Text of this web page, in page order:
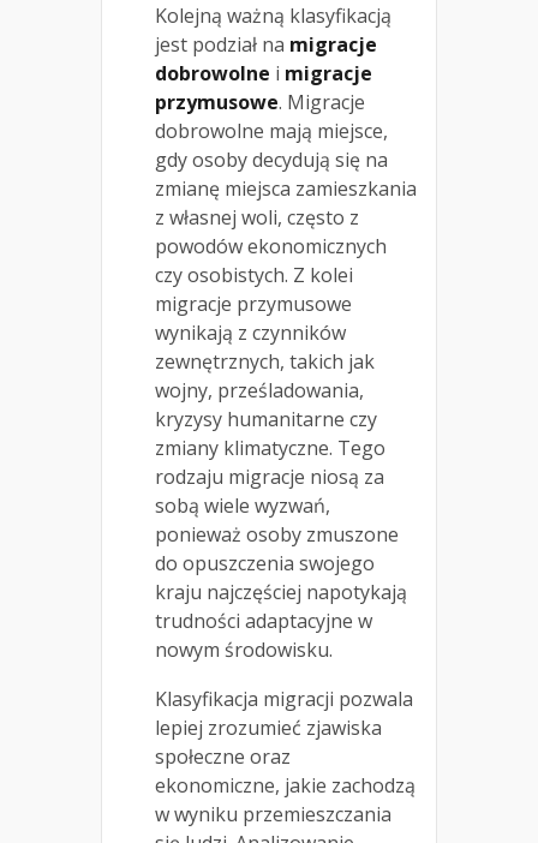
Kolejną ważną klasyfikacją
jest podział na migracje
dobrowolne i migracje
przymusowe. Migracje
dobrowolne mają miejsce,
gdy osoby decydują się na
zmianę miejsca zamieszkania
z własnej woli, często z
powodów ekonomicznych
czy osobistych. Z kolei
migracje przymusowe
wynikają z czynników
zewnętrznych, takich jak
wojny, prześladowania,
kryzysy humanitarne czy
zmiany klimatyczne. Tego
rodzaju migracje niosą za
sobą wiele wyzwań,
ponieważ osoby zmuszone
do opuszczenia swojego
kraju najczęściej napotykają
trudności adaptacyjne w
nowym środowisku.
Klasyfikacja migracji pozwala
lepiej zrozumieć zjawiska
społeczne oraz
ekonomiczne, jakie zachodzą
w wyniku przemieszczania